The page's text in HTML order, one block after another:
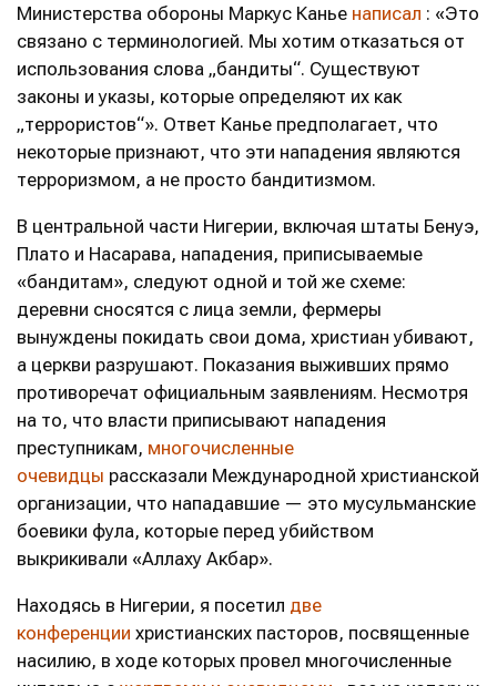
Министерства обороны Маркус Канье написал : «Это
связано с терминологией. Мы хотим отказаться от
использования слова „бандиты“. Существуют
законы и указы, которые определяют их как
„террористов“». Ответ Канье предполагает, что
некоторые признают, что эти нападения являются
терроризмом, а не просто бандитизмом.
В центральной части Нигерии, включая штаты Бенуэ,
Плато и Насарава, нападения, приписываемые
«бандитам», следуют одной и той же схеме:
деревни сносятся с лица земли, фермеры
вынуждены покидать свои дома, христиан убивают,
а церкви разрушают. Показания выживших прямо
противоречат официальным заявлениям. Несмотря
на то, что власти приписывают нападения
преступникам, многочисленные
очевидцы рассказали Международной христианской
организации, что нападавшие — это мусульманские
боевики фула, которые перед убийством
выкрикивали «Аллаху Акбар».
Находясь в Нигерии, я посетил две
конференции христианских пасторов, посвященные
насилию, в ходе которых провел многочисленные